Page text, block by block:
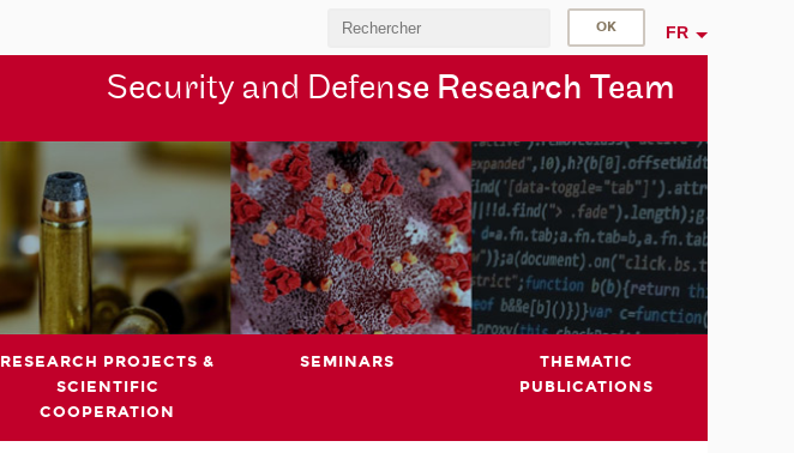
FR
Security and Defense Research Team
RESEARCH PROJECTS &
SCIENTIFIC
COOPERATION
SEMINARS
THEMATIC
PUBLICATIONS